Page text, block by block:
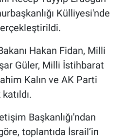
Külliyesi'nde
Hakan Fidan, Milli
Güler, Milli İstihbarat
Kalın ve AK Parti
Başkanlığı'ndan
toplantıda İsrail’in